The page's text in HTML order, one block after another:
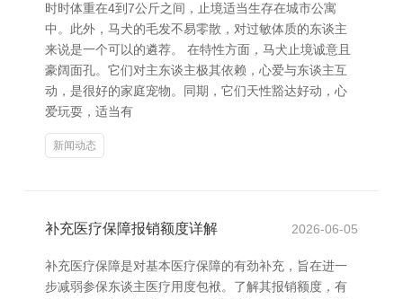
时时体重在4到7公斤之间，止境适当生存在城市公寓
中。此外，马犬的毛发不易零散，对过敏体质的东谈主
来说是一个可以的遴荐。 在特性方面，马犬止境诚意且
豪阔面孔。它们对主东谈主极其依赖，心爱与东谈主互
动，是很好的家庭宠物。同期，它们天性豁达好动，心
爱玩耍，适当有
新闻动态
补充医疗保障报销额度详解 2026-06-05
补充医疗保障是对基本医疗保障的有劲补充，旨在进一
步减弱参保东谈主医疗用度包袱。了解其报销额度，有